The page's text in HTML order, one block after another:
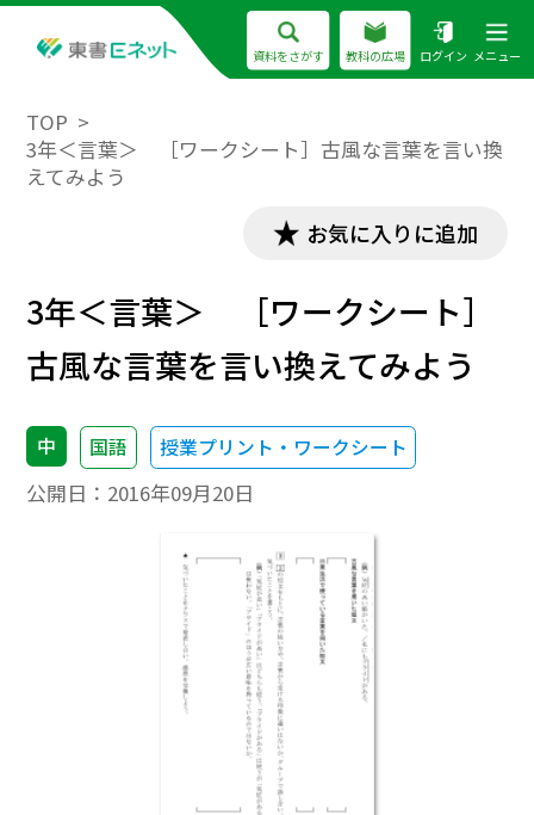
資料をさがす 教科の広場 ログイン メニュー
TOP
3年＜言葉＞ ［ワークシート］古風な言葉を言い換
えてみよう
お気に入りに追加
3年＜言葉＞ ［ワークシート］
古風な言葉を言い換えてみよう
中 国語 授業プリント・ワークシート
公開日： 2016年09月20日